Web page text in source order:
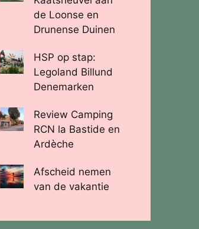
de Loonse en
Drunense Duinen
HSP op stap:
Legoland Billund
Denemarken
Review Camping
RCN la Bastide en
Ardèche
Afscheid nemen
van de vakantie